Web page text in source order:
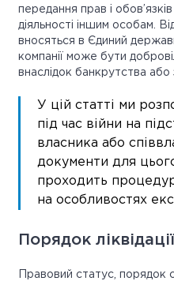
передання прав і
діяльності іншим особам.
вносяться в Єдиний
компанії може бути
внаслідок банкрутства або
У цій статті ми
під час війни на
власника або
документи для
проходить
на особливостях
Порядок
Правовий статус, порядок